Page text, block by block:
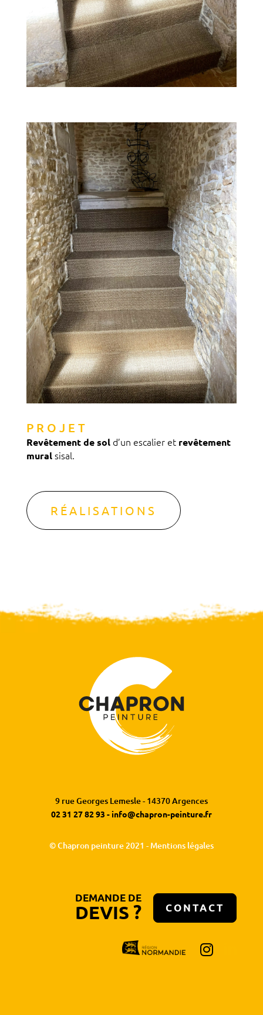
PROJET
Revêtement de sol d’un escalier etrevêtement
muralsisal.
RÉALISATIONS
9 rue Georges Lemesle - 14370 Argences
02 31 27 82 93 - info@chapron-peinture.fr
© Chapron peinture 2021 -Mentions légales
CONTACT
DEMANDE DE
DEVIS ?